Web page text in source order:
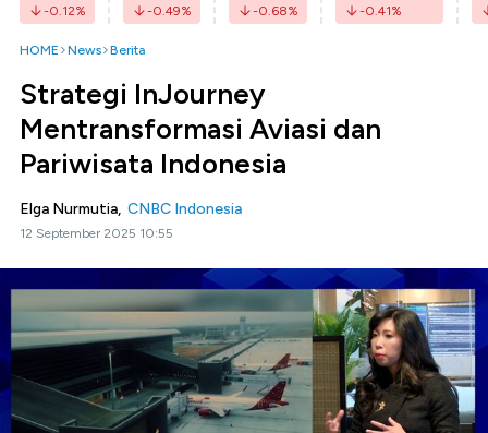
-0.12% -0.49% -0.68% -0.41%
HOME News Berita
Strategi InJourney
Mentransformasi Aviasi dan
Pariwisata Indonesia
Elga Nurmutia, CNBC Indonesia
12 September 2025 10:55